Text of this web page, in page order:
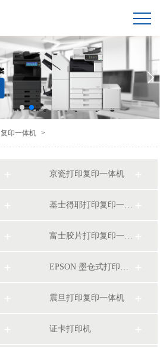
印一体机 >
京瓷打印复印一体机
基士得耶打印复印一体机
富士胶片打印复印一体机
EPSON 墨仓式打印复印一体机
震旦打印复印一体机
证卡打印机